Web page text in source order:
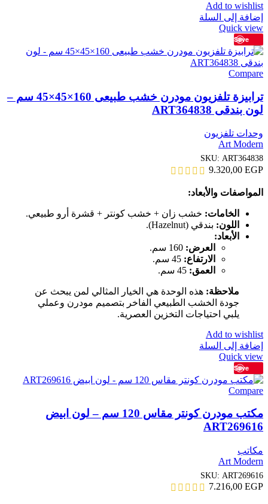
Add to wishlist
إضافة إلى السلة
Quick view
Save
Compare
ترابيزة تلفزيون مودرن خشب طبيعى 160×45×45 سم –
لون بندقى ART364838
وحدات تلفزيون
Art Modern
SKU: ART364838
9.320,00 EGP
المواصفات والأبعاد:
الخامات: خشب زان + خشب كونتر + قشرة أرو طبيعي.
اللون: بندقي (Hazelnut).
الأبعاد:
العرض:
الارتفاع:
العمق:
ملاحظة: هذه الوحدة هي الخيار المثالي لمن يبحث عن
جودة الخشب الطبيعي الفاخر بتصميم مودرن وعملي
يلبي احتياجات التخزين العصرية.
Add to wishlist
إضافة إلى السلة
Quick view
Save
Compare
مكتب مودرن كونتر مقاس 120 سم – لون ابيض
ART269616
مكاتب
Art Modern
SKU: ART269616
7.216,00 EGP